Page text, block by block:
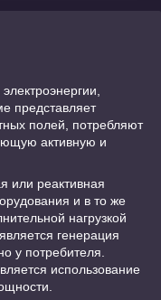
представляет
полей, потребляют
активную и
реактивная
и в то же
нагрузкой
генерация
у потребителя.
использование